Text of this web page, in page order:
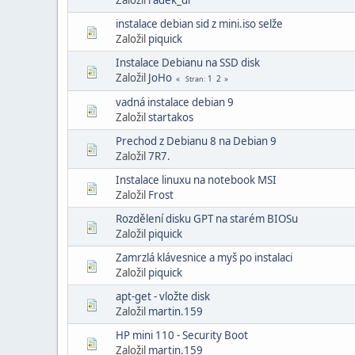
instalace debian sid z mini.iso selže
Založil piquick
Instalace Debianu na SSD disk
Založil JoHo Stran 1 2
vadná instalace debian 9
Založilstartakos
Prechod z Debianu 8 na Debian 9
Založil7R7.
Instalace linuxu na notebook MSI
Založil Frost
Rozdělení disku GPT na starém BIOSu
Založil piquick
Zamrzlá klávesnice a myš po instalaci
Založil piquick
apt-get - vložte disk
Založil martin.159
HP mini 110 - Security Boot
Založil martin.159